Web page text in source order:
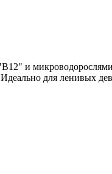
и
для ленивых